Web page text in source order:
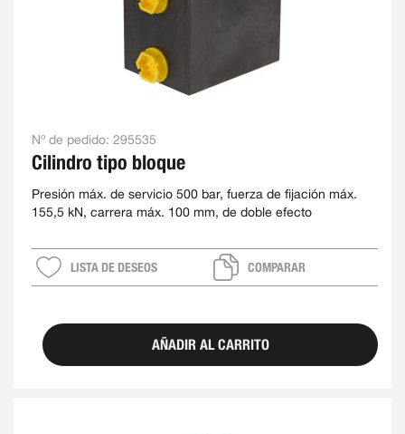
Nº de pedido: 295535
Cilindro tipo bloque
Presión máx. de servicio 500 bar, fuerza de fijación máx.
155,5 kN, carrera máx. 100 mm, de doble efecto
LISTA DE DESEOS COMPARAR
AÑADIR AL CARRITO